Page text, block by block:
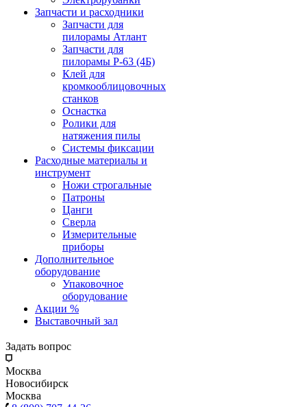
Запчасти и расходники
Запчасти для
пилорамы Атлант
Запчасти для
пилорамы Р-63 (4Б)
Клей для
кромкооблицовочных
станков
Оснастка
Ролики для
натяжения пилы
Системы фиксации
Расходные материалы и
инструмент
Ножи строгальные
Патроны
Цанги
Сверла
Измерительные
приборы
Дополнительное
оборудование
Упаковочное
оборудование
Акции %
Выставочный зал
Задать вопрос
Москва
Новосибирск
Москва